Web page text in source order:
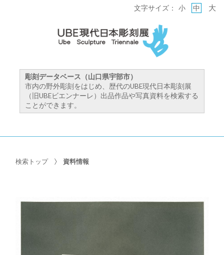
彫刻データベース（山口県宇部市）
市内の野外彫刻をはじめ、歴代のUBE現代日本彫刻展
（旧UBEビエンナーレ）出品作品や写真資料を検索する
ことができます。
文字サイズ： 小 中 大
検索トップ 資料情報